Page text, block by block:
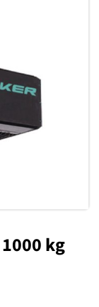
kg